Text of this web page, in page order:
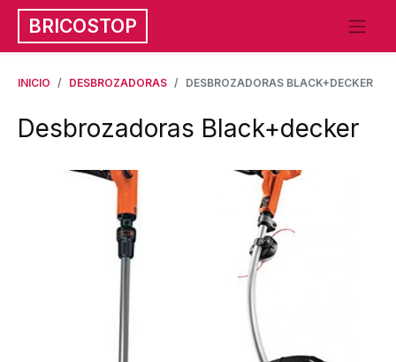
BRICOSTOP
INICIO DESBROZADORAS DESBROZADORAS BLACK+DECKER
Desbrozadoras Black+decker